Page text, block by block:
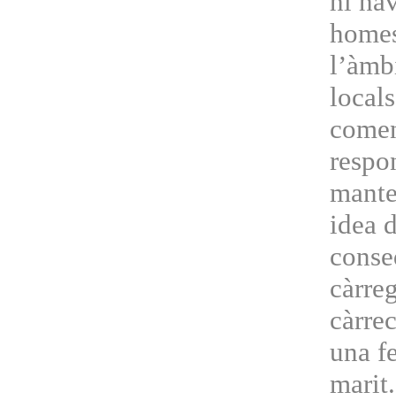
idea
una
marit.